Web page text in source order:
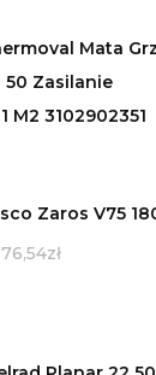
Mata
50 Zasilanie
M2 3102902351
Zaros V75
zł